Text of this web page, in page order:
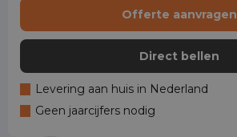
Offerte aanvragen
Direct bellen
Levering aan huis in Nederland
Geen jaarcijfers nodig